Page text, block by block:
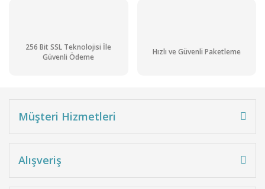
256 Bit SSL Teknolojisi İle
Güvenli Ödeme
Hızlı ve Güvenli Paketleme
Müşteri Hizmetleri
Alışveriş